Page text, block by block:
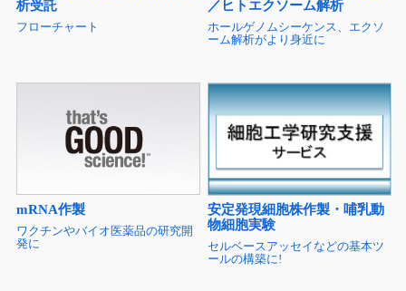
析受託
フローチャート
／ヒトエクソーム解析
ホールゲノムシーケンス、エクソ
ーム解析がより身近に
mRNA作製
ワクチンやバイオ医薬品の研究開
発に
安定発現細胞株作製・哺乳動
物細胞実験
セルベースアッセイなどの基本ツ
ールの構築に!